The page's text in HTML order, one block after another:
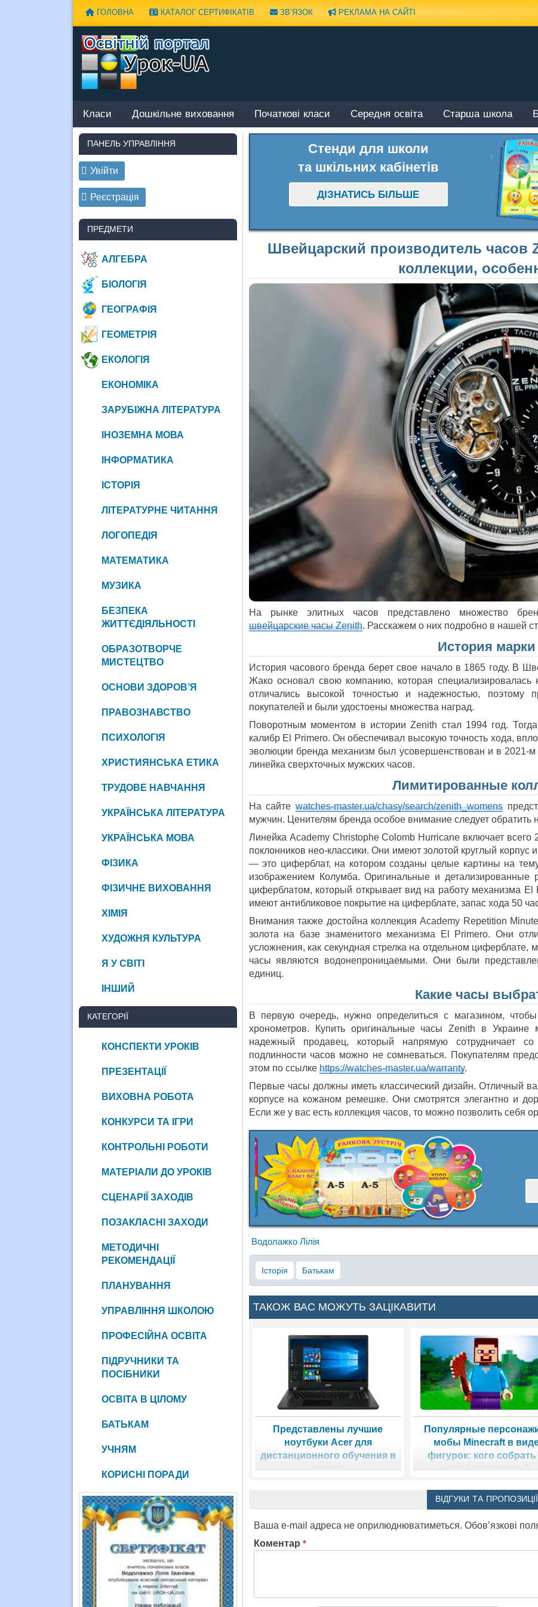
ГОЛОВНА КАТАЛОГ СЕРТИФІКАТІВ ЗВ’ЯЗОК РЕКЛАМА НА САЙТІ
Класи Дошкільне виховання Початкові класи Середня освіта Старша школа
Стенди для школи
та шкільних кабінетів
ДІЗНАТИСЬ БІЛЬШЕ
Швейцарский производитель часов
коллекции,
На рынке элитных часов представлено множество
швейцарские часы Zenith. Расскажем о них подробно в нашей
История марки
История часового бренда берет свое начало в 1865 году. В
Жако основал свою компанию, которая специализировалась
отличались высокой точностью и надежностью, поэтому
покупателей и были удостоены множества наград.
Поворотным моментом в истории Zenith стал 1994 год.
калибр El Primero. Он обеспечивал высокую точность хода,
эволюции бренда механизм был усовершенствован и в 2021-
линейка сверхточных мужских часов.
Лимитированные
На сайтеwatches-master.ua/chasy/search/zenith_womens
мужчин. Ценителям бренда особое внимание следует обратить
Линейка Academy Christophe Colomb Hurricane включает
поклонников нео-классики. Они имеют золотой круглый
— это циферблат, на котором созданы целые картины на
изображением Колумба. Оригинальные и детализированные
циферблатом, который открывает вид на работу механизма
имеют антибликовое покрытие на циферблате, запас хода 50
Внимания также достойна коллекция Academy Repetition
золота на базе знаменитого механизма El Primero. Они
усложнения, как секундная стрелка на отдельном циферблате,
часы являются водонепроницаемыми. Они были
единиц.
Какие часы
В первую очередь, нужно определиться с магазином,
хронометров. Купить оригинальные часы Zenith в
надежный продавец, который напрямую сотрудничает
подлинности часов можно не сомневаться. Покупателям
этом по ссылке https://watches-master.ua/warranty.
Первые часы должны иметь классический дизайн. Отличный
корпусе на кожаном ремешке. Они смотрятся элегантно и
Если же у вас есть коллекция часов, то можно позволить себя
Водолажко Лілія
Історія Батькам
ТАКОЖ ВАС МОЖУТЬ ЗАЦІКАВИТИ
Представлены лучшие
ноутбуки Acer для
дистанционного обучения в
школе
Популярные
мобы Minecraft в
фигурок: кого собрать
своей коллекции?
ВІДГУКИ ТА ПРОПОЗИЦІЇ
Ваша e-mail адреса не оприлюднюватиметься. Обов’язкові
Коментар *
ПАНЕЛЬ УПРАВЛІННЯ
Увійти
Реєстрація
ПРЕДМЕТИ
АЛГЕБРА
БІОЛОГІЯ
ГЕОГРАФІЯ
ГЕОМЕТРІЯ
ЕКОЛОГІЯ
ЕКОНОМІКА
ЗАРУБІЖНА ЛІТЕРАТУРА
ІНОЗЕМНА МОВА
ІНФОРМАТИКА
ІСТОРІЯ
ЛІТЕРАТУРНЕ ЧИТАННЯ
ЛОГОПЕДІЯ
МАТЕМАТИКА
МУЗИКА
БЕЗПЕКА
ЖИТТЄДІЯЛЬНОСТІ
ОБРАЗОТВОРЧЕ
МИСТЕЦТВО
ОСНОВИ ЗДОРОВ’Я
ПРАВОЗНАВСТВО
ПСИХОЛОГІЯ
ХРИСТИЯНСЬКА ЕТИКА
ТРУДОВЕ НАВЧАННЯ
УКРАЇНСЬКА ЛІТЕРАТУРА
УКРАЇНСЬКА МОВА
ФІЗИКА
ФІЗИЧНЕ ВИХОВАННЯ
ХІМІЯ
ХУДОЖНЯ КУЛЬТУРА
Я У СВІТІ
ІНШИЙ
КАТЕГОРІЇ
КОНСПЕКТИ УРОКІВ
ПРЕЗЕНТАЦІЇ
ВИХОВНА РОБОТА
КОНКУРСИ ТА ІГРИ
КОНТРОЛЬНІ РОБОТИ
МАТЕРІАЛИ ДО УРОКІВ
СЦЕНАРІЇ ЗАХОДІВ
ПОЗАКЛАСНІ ЗАХОДИ
МЕТОДИЧНІ
РЕКОМЕНДАЦІЇ
ПЛАНУВАННЯ
УПРАВЛІННЯ ШКОЛОЮ
ПРОФЕСІЙНА ОСВІТА
ПІДРУЧНИКИ ТА
ПОСІБНИКИ
ОСВІТА В ЦІЛОМУ
БАТЬКАМ
УЧНЯМ
КОРИСНІ ПОРАДИ